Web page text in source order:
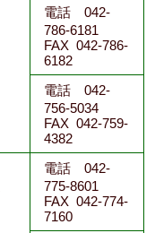
電話 042-
786-6181
FAX 042-786-
6182
電話 042-
756-5034
FAX 042-759-
4382
電話 042-
775-8601
FAX 042-774-
7160